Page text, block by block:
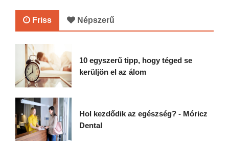
Friss Népszerű
10 egyszerű tipp, hogy téged se
kerüljön el az álom
Hol kezdődik az egészség? - Móricz
Dental